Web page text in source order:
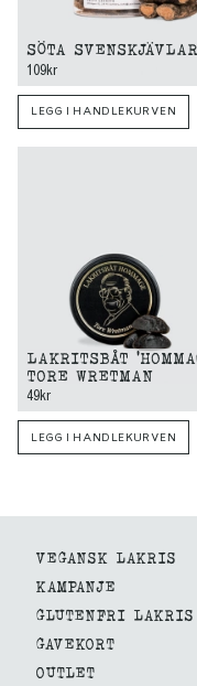
SÖTA
109kr
LEGG I HANDLEKURVEN
LAKRITSBÅT
TORE WRETMAN
49kr
LEGG I HANDLEKURVEN
VEGANSK LAKRIS
KAMPANJE
GLUTENFRI LAKRIS
GAVEKORT
OUTLET